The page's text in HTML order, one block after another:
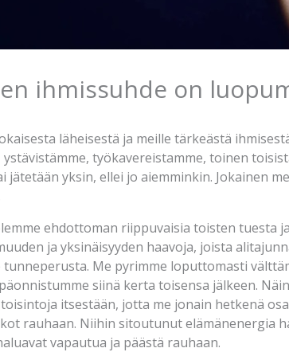
ihmissuhde on
läheisestä ja meille tärkeästä
työkavereistamme, toinen
yksin, ellei jo aiemminkin. Jokainen
ehdottoman riippuvaisia toisten tuesta
ja yksinäisyyden haavoja, joista
Me pyrimme loputtomasti
siinä kerta toisensa jälkeen.
itsestään, jotta me jonain hetkenä
rauhaan. Niihin sitoutunut elämänenergia
vapautua ja päästä rauhaan.